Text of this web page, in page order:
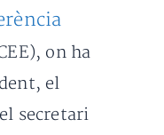
on ha
el
secretari